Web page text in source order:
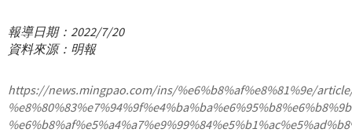
報導日期：2022/7/20
資料來源：明報
https://news.mingpao.com/ins/%e6%b8%af%e8%81%9e/